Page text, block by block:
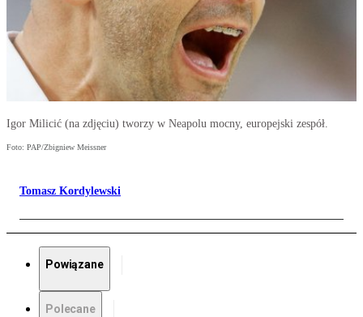
Igor Milicić (na zdjęciu) tworzy w Neapolu mocny, europejski zespół.
Foto: PAP/Zbigniew Meissner
Tomasz Kordylewski
Powiązane
Polecane